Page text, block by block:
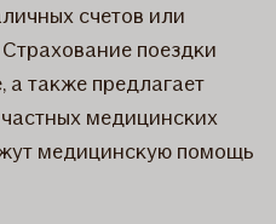
счетов или
поездки
а также предлагает
медицинских
медицинскую помощь